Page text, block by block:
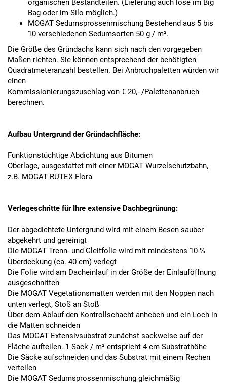
organischen Bestandteilen. (Lieferung auch lose im Big
Bag oder im Silo möglich.)
MOGAT Sedumsprossenmischung Bestehend aus 5 bis
10 verschiedenen Sedumsorten 50 g / m².
Die Größe des Gründachs kann sich nach den vorgegeben
Maßen richten. Sie können entsprechend der benötigten
Quadratmeteranzahl bestellen. Bei Anbruchpaletten würden wir
einen
Kommissionierungszuschlag von € 20,--/Palettenanbruch
berechnen.
Aufbau Untergrund der Gründachfläche:
Funktionstüchtige Abdichtung aus Bitumen
Oberlage, ausgestattet mit einer MOGAT Wurzelschutzbahn,
z.B. MOGAT RUTEX Flora
Verlegeschritte für Ihre extensive Dachbegrünung:
Der abgedichtete Untergrund wird mit einem Besen sauber
abgekehrt und gereinigt
Die MOGAT Trenn- und Gleitfolie wird mit mindestens 10 %
Überdeckung (ca. 40 cm) verlegt
Die Folie wird am Dacheinlauf in der Größe der Einlauföffnung
ausgeschnitten
Die MOGAT Vegetationsmatten werden mit den Noppen nach
unten verlegt, Stoß an Stoß
Über dem Ablauf den Kontrollschacht anheben und ein Loch in
die Matten schneiden
Das MOGAT Extensivsubstrat zunächst sackweise auf der
Fläche aufteilen. 1 Sack / m² entspricht 4 cm Substrathöhe
Die Säcke aufschneiden und das Substrat mit einem Rechen
verteilen
Die MOGAT Sedumsprossenmischung gleichmäßig